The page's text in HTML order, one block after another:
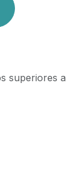
superiores a